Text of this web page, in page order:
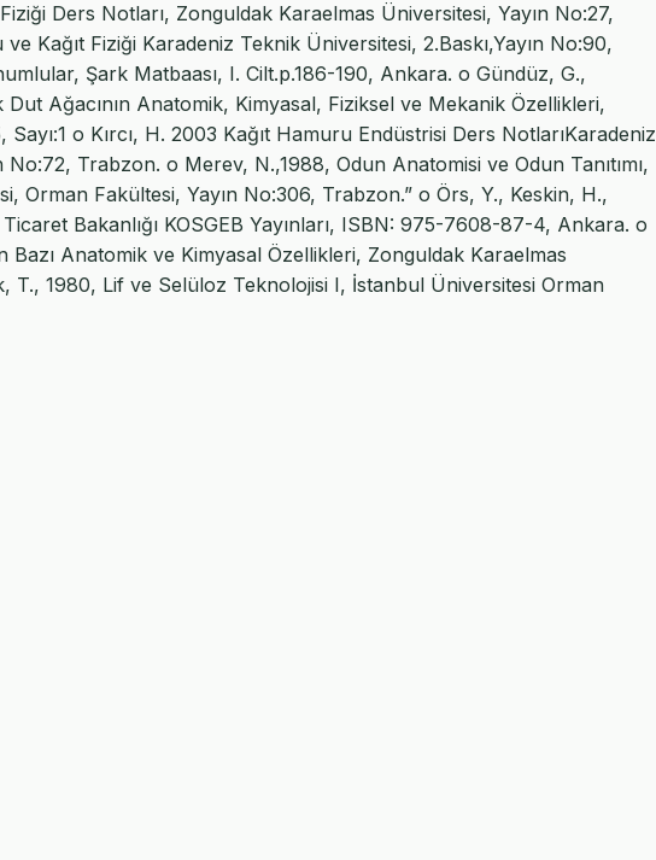
Ders Notları, Zonguldak Karaelmas Üniversitesi, Yayın No:27,
Kağıt Fiziği Karadeniz Teknik Üniversitesi, 2.Baskı,Yayın No:90,
Şark Matbaası, I. Cilt.p.186-190, Ankara. o Gündüz, G.,
Dut Ağacının Anatomik, Kimyasal, Fiziksel ve Mekanik Özellikleri,
o Kırcı, H. 2003 Kağıt Hamuru Endüstrisi Ders NotlarıKaradeniz
Trabzon. o Merev, N.,1988, Odun Anatomisi ve Odun Tanıtımı,
Orman Fakültesi, Yayın No:306, Trabzon.” o Örs, Y., Keskin, H.,
Bakanlığı KOSGEB Yayınları, ISBN: 975-7608-87-4, Ankara. o
Bazı Anatomik ve Kimyasal Özellikleri, Zonguldak Karaelmas
T., 1980, Lif ve Selüloz Teknolojisi I, İstanbul Üniversitesi Orman